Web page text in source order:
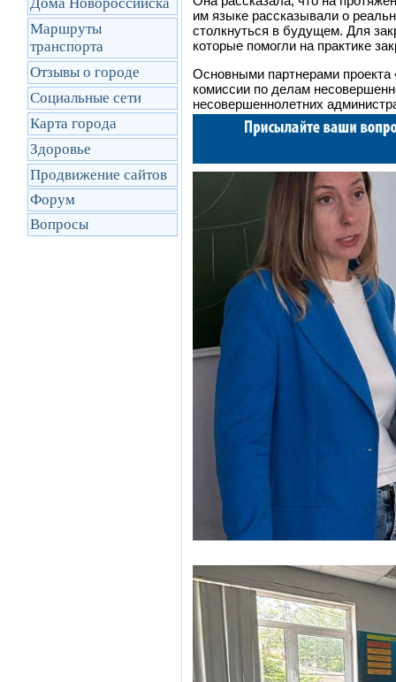
Маршруты
транcпорта
Отзывы о городе
Социальные сети
Карта города
Здоровье
Продвижение сайтов
Форум
Вопросы
им языке рассказывали о
столкнуться в будущем. Для
которые помогли на практике
Основными партнерами
комиссии по делам
несовершеннолетних